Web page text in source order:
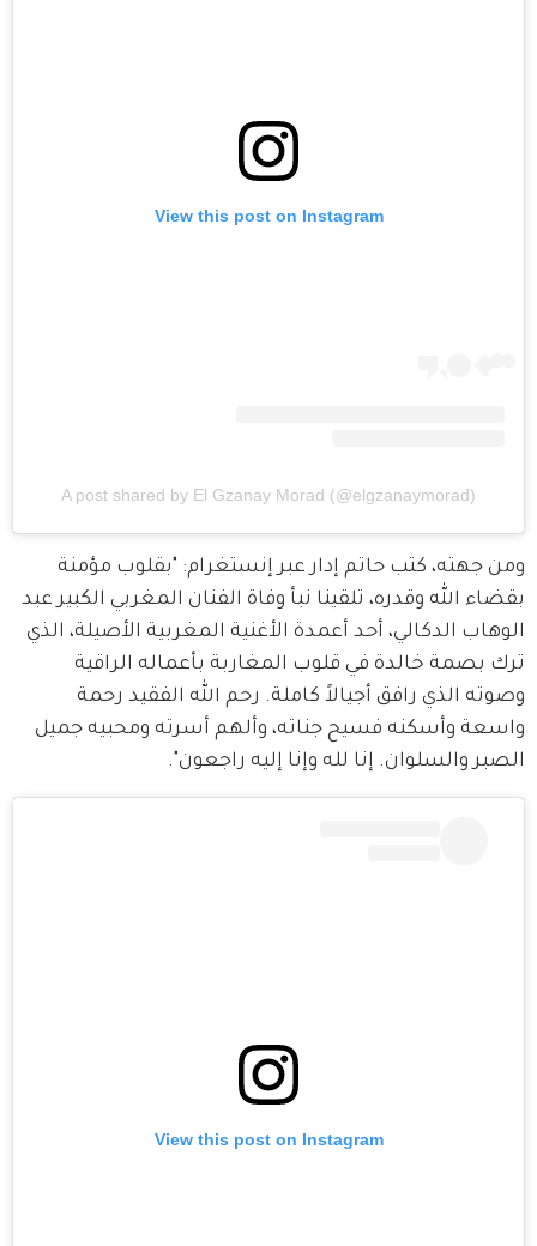
View this post on Instagram
A post shared by El Gzanay Morad (@elgzanaymorad)
ومن جهته، كتب حاتم إدار عبر إنستغرام: "بقلوب مؤمنة
بقضاء الله وقدره، تلقينا نبأ وفاة الفنان المغربي الكبير عبد
الوهاب الدكالي، أحد أعمدة الأغنية المغربية الأصيلة، الذي
ترك بصمة خالدة في قلوب المغاربة بأعماله الراقية
وصوته الذي رافق أجيالاً كاملة. رحم الله الفقيد رحمة
واسعة وأسكنه فسيح جناته، وألهم أسرته ومحبيه جميل
الصبر والسلوان. إنا لله وإنا إليه راجعون".
View this post on Instagram